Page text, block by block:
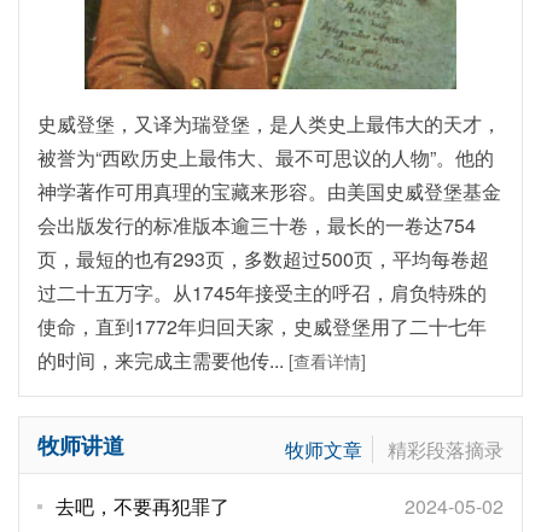
史威登堡，又译为瑞登堡，是人类史上最伟大的天才，
被誉为“西欧历史上最伟大、最不可思议的人物”。他的
神学著作可用真理的宝藏来形容。由美国史威登堡基金
会出版发行的标准版本逾三十卷，最长的一卷达754
页，最短的也有293页，多数超过500页，平均每卷超
过二十五万字。从1745年接受主的呼召，肩负特殊的
使命，直到1772年归回天家，史威登堡用了二十七年
的时间，来完成主需要他传... [查看详情]
牧师讲道 牧师文章 精彩段落摘录
去吧，不要再犯罪了
2024-05-02